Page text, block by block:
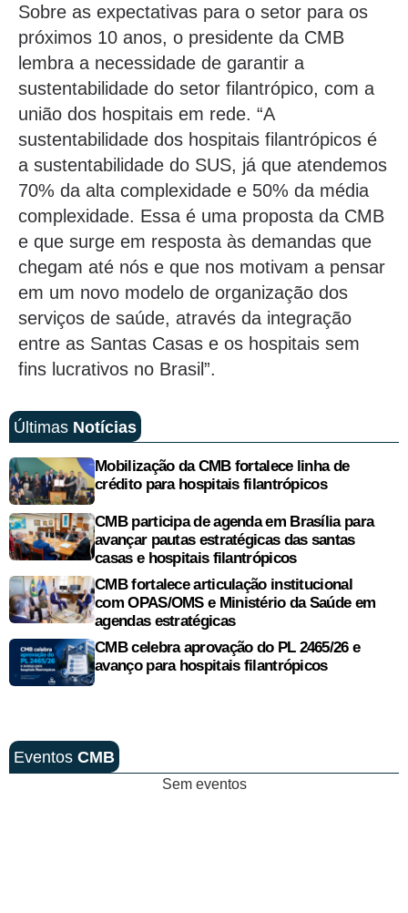
Sobre as expectativas para o setor para os
próximos 10 anos, o presidente da CMB
lembra a necessidade de garantir a
sustentabilidade do setor filantrópico, com a
união dos hospitais em rede. “A
sustentabilidade dos hospitais filantrópicos é
a sustentabilidade do SUS, já que atendemos
70% da alta complexidade e 50% da média
complexidade. Essa é uma proposta da CMB
e que surge em resposta às demandas que
chegam até nós e que nos motivam a pensar
em um novo modelo de organização dos
serviços de saúde, através da integração
entre as Santas Casas e os hospitais sem
fins lucrativos no Brasil”.
Últimas Notícias
Mobilização da CMB fortalece linha de
crédito para hospitais filantrópicos
CMB participa de agenda em Brasília para
avançar pautas estratégicas das santas
casas e hospitais filantrópicos
CMB fortalece articulação institucional
com OPAS/OMS e Ministério da Saúde em
agendas estratégicas
CMB celebra aprovação do PL 2465/26 e
avanço para hospitais filantrópicos
Eventos CMB
Sem eventos